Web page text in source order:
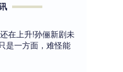
在上升!孙俪新剧未
是一方面，难怪能